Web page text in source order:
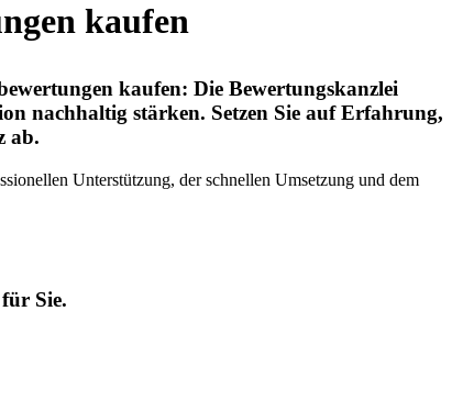
kaufen
kaufen: Die Bewertungskanzlei
nachhaltig stärken. Setzen Sie auf Erfahrung,
ab.
Unterstützung, der schnellen Umsetzung und dem
Sie.